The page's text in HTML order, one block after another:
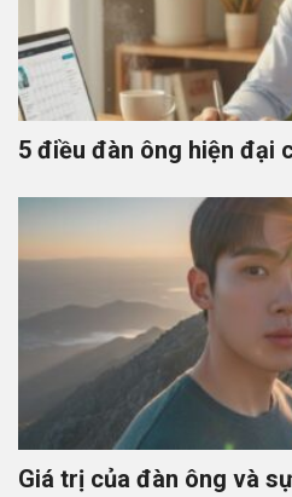
5 điều đàn ông hiện đại
Giá trị của đàn ông và